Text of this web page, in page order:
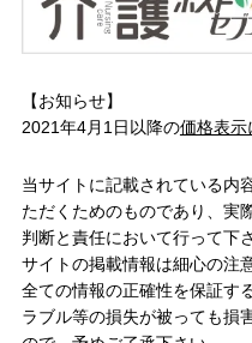
【お知らせ】
2021年4月1日以降の価格表示
当サイトに記載されている内
ただくためのものであり、実
判断と責任において行って下
サイトの掲載情報は細心の注
全ての情報の正確性を保証す
ラブル等の損失が被っても損